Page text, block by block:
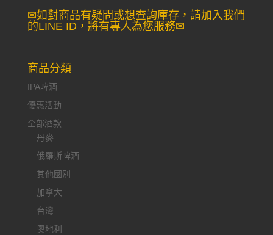
✉如對商品有疑問或想查詢庫存，請加入我們
的LINE ID，將有專人為您服務✉
商品分類
IPA啤酒
優惠活動
全部酒款
丹麥
俄羅斯啤酒
其他國別
加拿大
台灣
奧地利